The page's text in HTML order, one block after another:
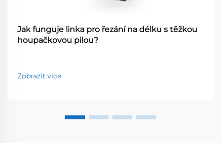
Jak funguje linka pro řezání na délku s těžkou
houpačkovou pilou?
Zobrazit více